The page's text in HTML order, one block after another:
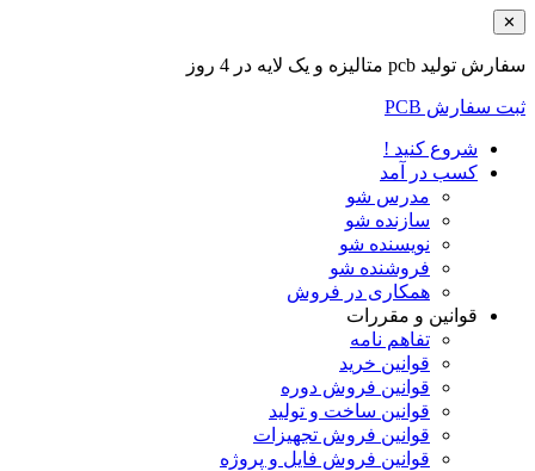
✕
سفارش تولید pcb متالیزه و یک لایه در 4 روز
ثبت سفارش PCB
شروع کنید !
کسب در آمد
مدرس شو
سازنده شو
نویسنده شو
فروشنده شو
همکاری در فروش
قوانین و مقررات
تفاهم نامه
قوانین خرید
قوانین فروش دوره
قوانین ساخت و تولید
قوانین فروش تجهیزات
قوانین فروش فایل و پروژه